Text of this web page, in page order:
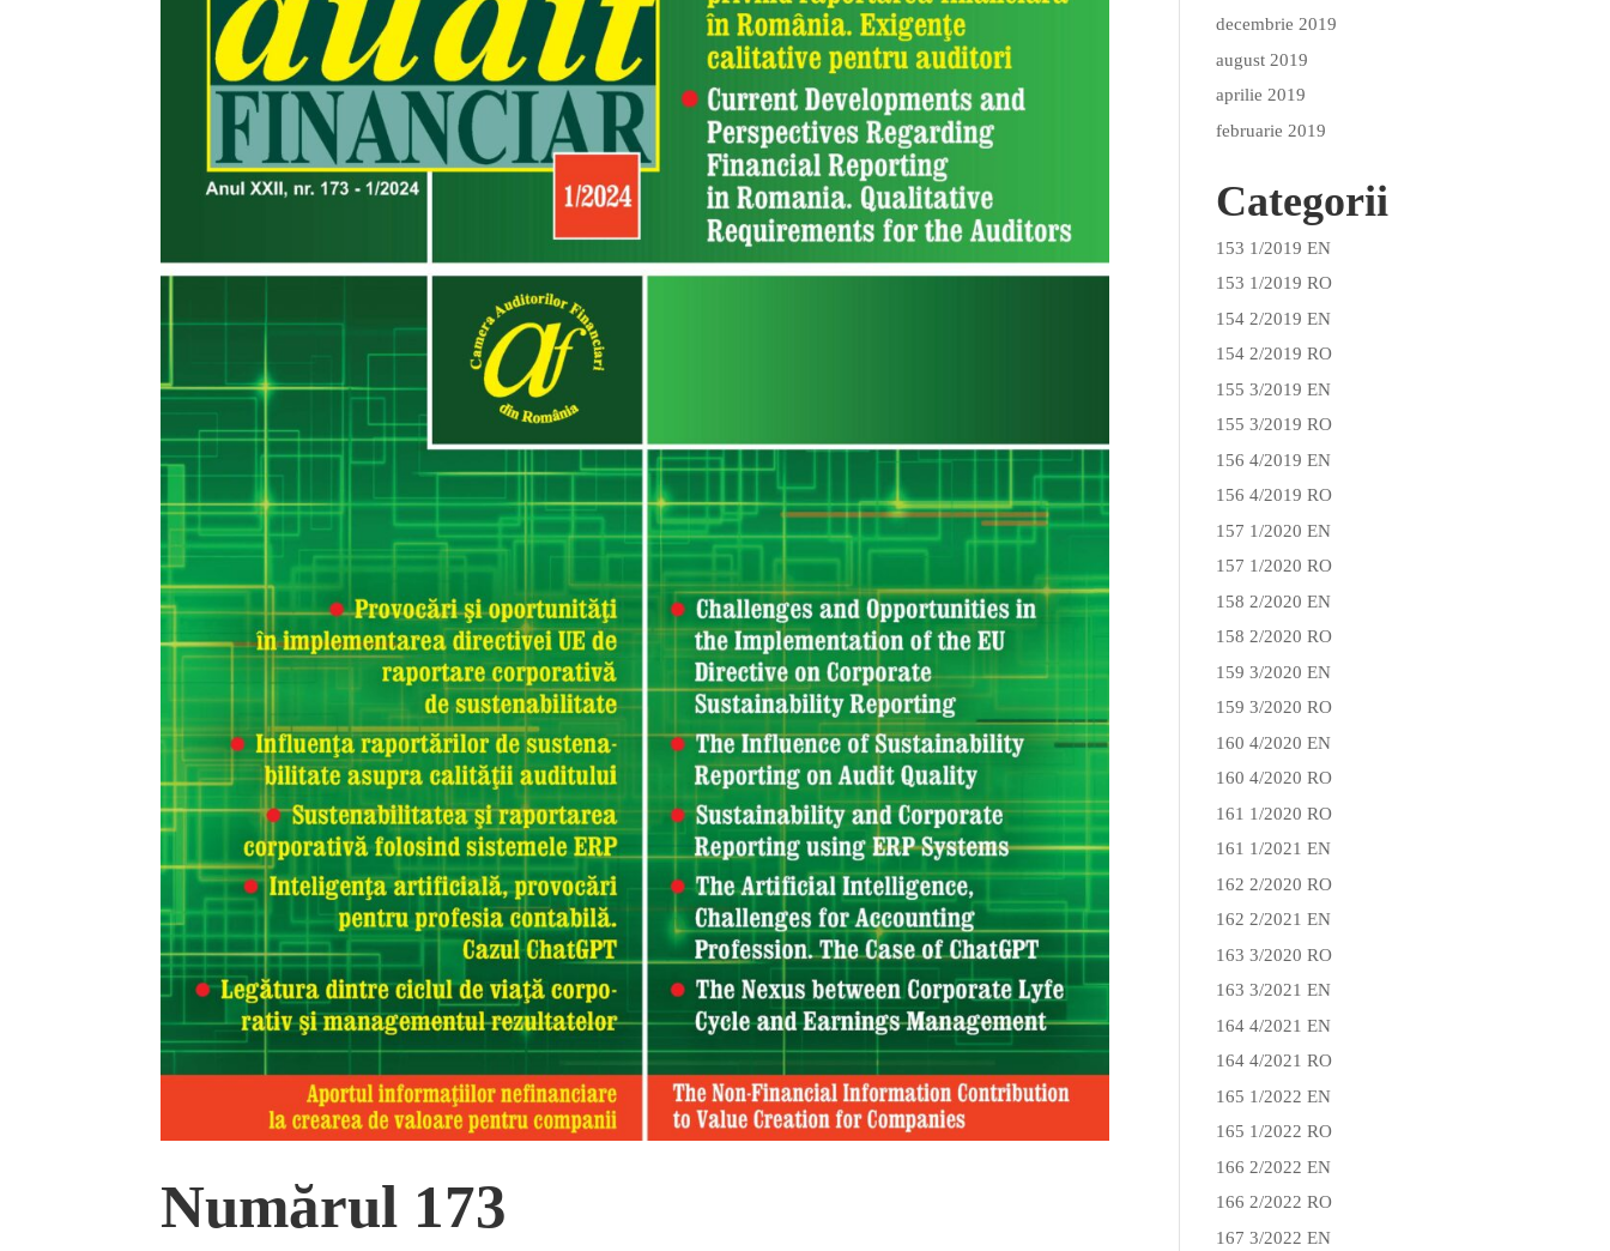
Numărul 173
decembrie 2019
august 2019
aprilie 2019
februarie 2019
Categorii
153 1/2019 EN
153 1/2019 RO
154 2/2019 EN
154 2/2019 RO
155 3/2019 EN
155 3/2019 RO
156 4/2019 EN
156 4/2019 RO
157 1/2020 EN
157 1/2020 RO
158 2/2020 EN
158 2/2020 RO
159 3/2020 EN
159 3/2020 RO
160 4/2020 EN
160 4/2020 RO
161 1/2020 RO
161 1/2021 EN
162 2/2020 RO
162 2/2021 EN
163 3/2020 RO
163 3/2021 EN
164 4/2021 EN
164 4/2021 RO
165 1/2022 EN
165 1/2022 RO
166 2/2022 EN
166 2/2022 RO
167 3/2022 EN